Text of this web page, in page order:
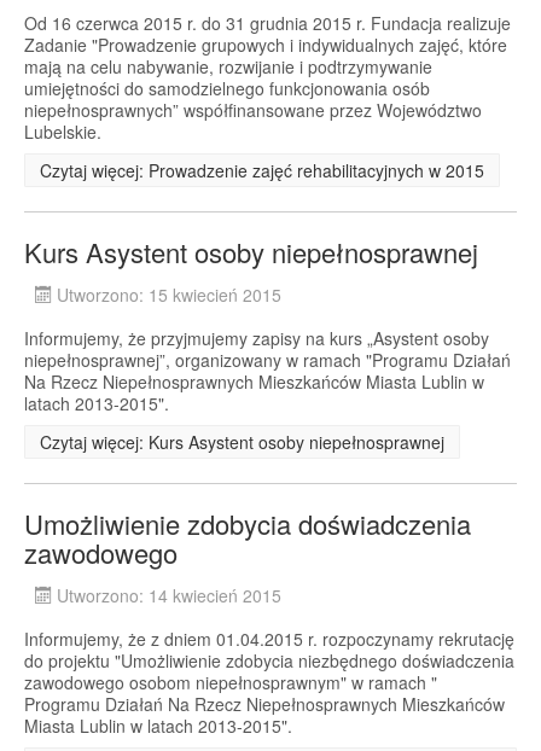
Od 16 czerwca 2015 r. do 31 grudnia 2015 r. Fundacja realizuje
Zadanie "Prowadzenie grupowych i indywidualnych zajęć, które
mają na celu nabywanie, rozwijanie i podtrzymywanie
umiejętności do samodzielnego funkcjonowania osób
niepełnosprawnych” współfinansowane przez Województwo
Lubelskie.
Czytaj więcej: Prowadzenie zajęć rehabilitacyjnych w 2015
Kurs Asystent osoby niepełnosprawnej
Utworzono: 15 kwiecień 2015
Informujemy, że przyjmujemy zapisy na kurs „Asystent osoby
niepełnosprawnej”, organizowany w ramach "Programu Działań
Na Rzecz Niepełnosprawnych Mieszkańców Miasta Lublin w
latach 2013-2015".
Czytaj więcej: Kurs Asystent osoby niepełnosprawnej
Umożliwienie zdobycia doświadczenia
zawodowego
Utworzono: 14 kwiecień 2015
Informujemy, że z dniem 01.04.2015 r. rozpoczynamy rekrutację
do projektu "Umożliwienie zdobycia niezbędnego doświadczenia
zawodowego osobom niepełnosprawnym" w ramach "
Programu Działań Na Rzecz Niepełnosprawnych Mieszkańców
Miasta Lublin w latach 2013-2015".